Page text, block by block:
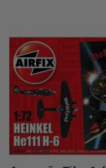
Kuva: Airfix